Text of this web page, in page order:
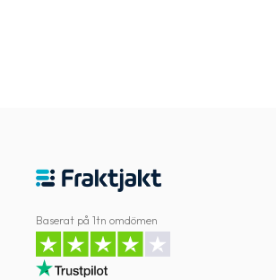
Baserat på 1tn omdömen